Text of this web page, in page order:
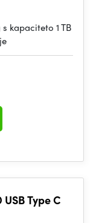
kapaciteto 1 TB
Type C